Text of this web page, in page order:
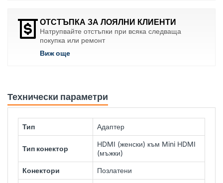
ОТСТЪПКА ЗА ЛОЯЛНИ КЛИЕНТИ
Натрупвайте отстъпки при всяка следваща
покупка или ремонт
Виж още
Технически параметри
Тип Адаптер
Тип конектор
HDMI (женски) към Mini HDMI
(мъжки)
Конектори Позлатени